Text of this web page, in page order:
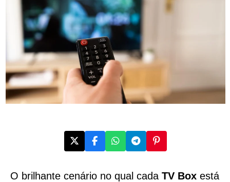
O brilhante cenário no qual cada TV Boxestá